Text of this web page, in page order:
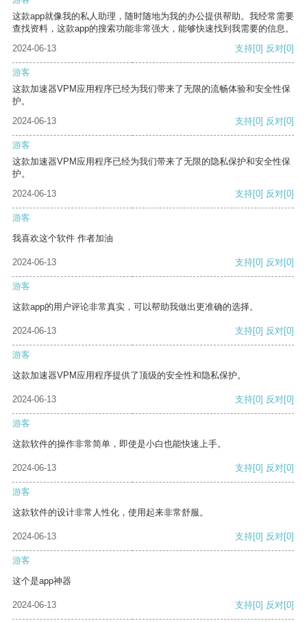
这款app就像我的私人助理，随时随地为我的办公提供帮助。我经常需要
查找资料，这款app的搜索功能非常强大，能够快速找到我需要的信息。
2024-06-13
支持[0] 反对[0]
游客
这款加速器VPM应用程序已经为我们带来了无限的流畅体验和安全性保
护。
2024-06-13
支持[0] 反对[0]
游客
这款加速器VPM应用程序已经为我们带来了无限的隐私保护和安全性保
护。
2024-06-13
支持[0] 反对[0]
游客
我喜欢这个软件 作者加油
2024-06-13 支持[0] 反对[0]
游客
这款app的用户评论非常真实，可以帮助我做出更准确的选择。
2024-06-13 支持[0] 反对[0]
游客
这款加速器VPM应用程序提供了顶级的安全性和隐私保护。
2024-06-13 支持[0] 反对[0]
游客
这款软件的操作非常简单，即使是小白也能快速上手。
2024-06-13 支持[0] 反对[0]
游客
这款软件的设计非常人性化，使用起来非常舒服。
2024-06-13 支持[0] 反对[0]
游客
这个是app神器
2024-06-13 支持[0] 反对[0]